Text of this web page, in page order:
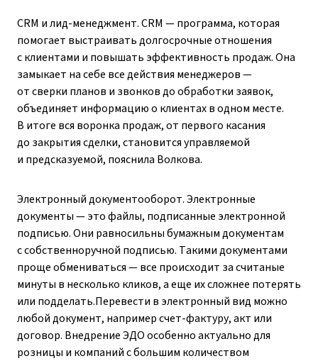
CRM и лид-менеджмент. CRM — программа, которая
помогает выстраивать долгосрочные отношения
с клиентами и повышать эффективность продаж. Она
замыкает на себе все действия менеджеров —
от сверки планов и звонков до обработки заявок,
объединяет информацию о клиентах в одном месте.
В итоге вся воронка продаж, от первого касания
до закрытия сделки, становится управляемой
и предсказуемой, пояснила Волкова.
Электронный документооборот. Электронные
документы — это файлы, подписанные электронной
подписью. Они равносильны бумажным документам
с собственноручной подписью. Такими документами
проще обмениваться — все происходит за считаные
минуты в несколько кликов, а еще их сложнее потерять
или подделать.Перевести в электронный вид можно
любой документ, например счет-фактуру, акт или
договор. Внедрение ЭДО особенно актуально для
розницы и компаний с большим количеством